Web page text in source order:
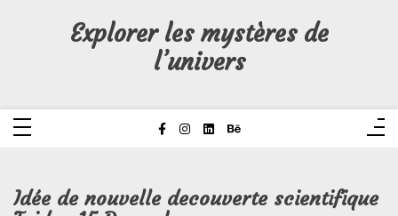
Explorer les mystères de
l’univers
Idée de nouvelle decouverte scientifique